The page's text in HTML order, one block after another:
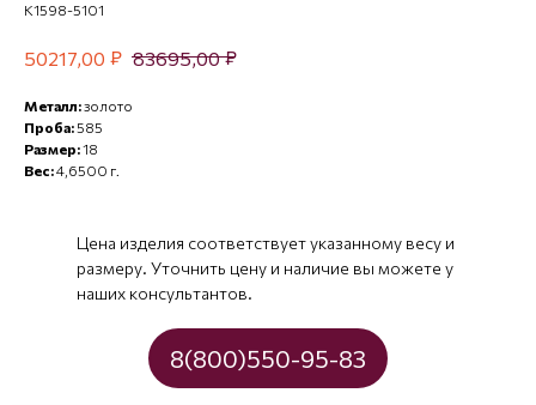
К1598-5101
50217,00 ₽ 83695,00 ₽
Металл:золото
Проба:585
Размер:18
Вес:4,6500 г.
Цена изделия соответствует указанному весу и
размеру. Уточнить цену и наличие вы можете у
наших консультантов.
8(800)550-95-83